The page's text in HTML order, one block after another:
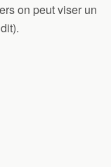
on peut viser un